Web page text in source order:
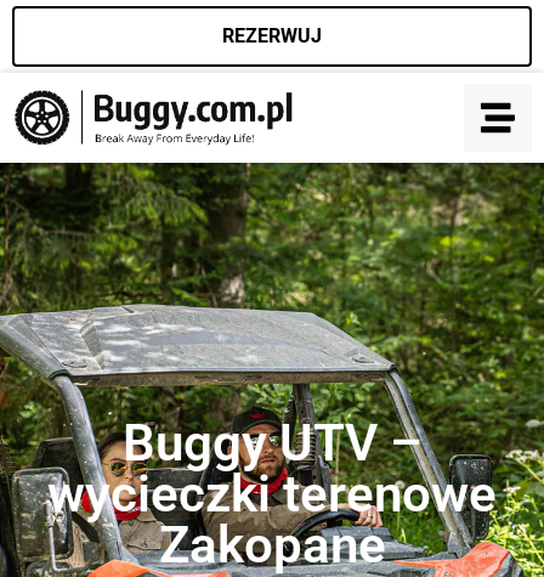
REZERWUJ
Buggy UTV –
wycieczki terenowe
Zakopane